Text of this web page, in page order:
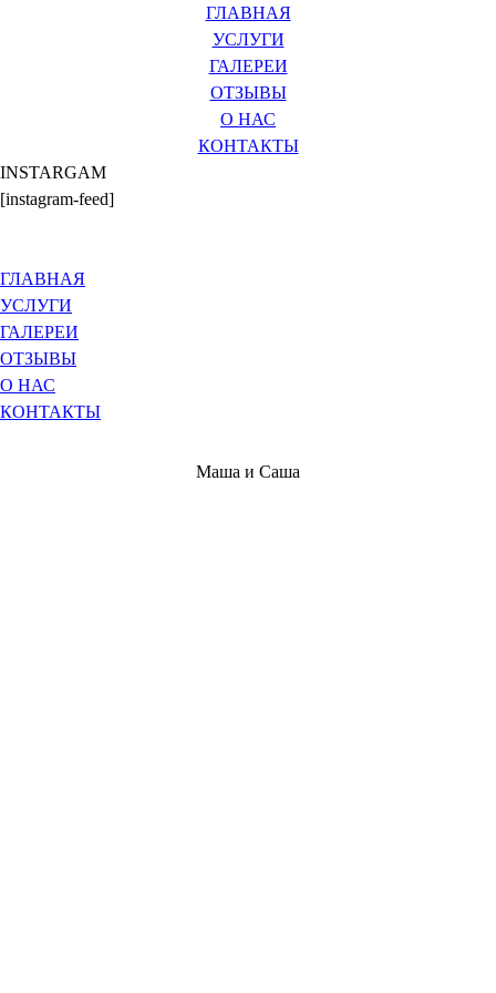
ГЛАВНАЯ
УСЛУГИ
ГАЛЕРЕИ
ОТЗЫВЫ
О НАС
КОНТАКТЫ
INSTARGAM
[instagram-feed]
ГЛАВНАЯ
УСЛУГИ
ГАЛЕРЕИ
ОТЗЫВЫ
О НАС
КОНТАКТЫ
Маша и Саша